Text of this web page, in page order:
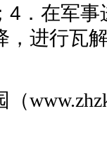
4．在军
进行瓦解
（